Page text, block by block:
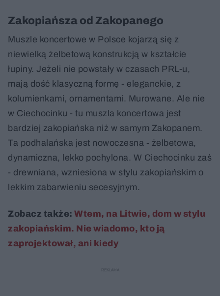
Zakopiańsza od Zakopanego
Muszle koncertowe w Polsce kojarzą się z
niewielką żelbetową konstrukcją w kształcie
łupiny. Jeżeli nie powstały w czasach PRL-u,
mają dość klasyczną formę - eleganckie, z
kolumienkami, ornamentami. Murowane. Ale nie
w Ciechocinku - tu muszla koncertowa jest
bardziej zakopiańska niż w samym Zakopanem.
Ta podhalańska jest nowoczesna - żelbetowa,
dynamiczna, lekko pochylona. W Ciechocinku zaś
- drewniana, wzniesiona w stylu zakopiańskim o
lekkim zabarwieniu secesyjnym.
Zobacz także: Wtem, na Litwie, dom w stylu
zakopiańskim. Nie wiadomo, kto ją
zaprojektował, ani kiedy